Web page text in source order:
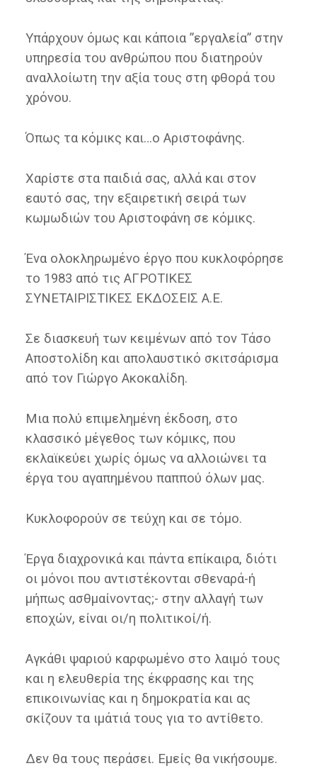
Υπάρχουν όμως και κάποια ”εργαλεία” στην
υπηρεσία του ανθρώπου που διατηρούν
αναλλοίωτη την αξία τους στη φθορά του
χρόνου.
Όπως τα κόμικς και…ο Αριστοφάνης.
Χαρίστε στα παιδιά σας, αλλά και στον
εαυτό σας, την εξαιρετική σειρά των
κωμωδιών του Αριστοφάνη σε κόμικς.
Ένα ολοκληρωμένο έργο που κυκλοφόρησε
το 1983 από τις ΑΓΡΟΤΙΚΕΣ
ΣΥΝΕΤΑΙΡΙΣΤΙΚΕΣ ΕΚΔΟΣΕΙΣ Α.Ε.
Σε διασκευή των κειμένων από τον Τάσο
Αποστολίδη και απολαυστικό σκιτσάρισμα
από τον Γιώργο Ακοκαλίδη.
Μια πολύ επιμελημένη έκδοση, στο
κλασσικό μέγεθος των κόμικς, που
εκλαϊκεύει χωρίς όμως να αλλοιώνει τα
έργα του αγαπημένου παππού όλων μας.
Κυκλοφορούν σε τεύχη και σε τόμο.
Έργα διαχρονικά και πάντα επίκαιρα, διότι
οι μόνοι που αντιστέκονται σθεναρά-ή
μήπως ασθμαίνοντας;- στην αλλαγή των
εποχών, είναι οι/η πολιτικοί/ή.
Αγκάθι ψαριού καρφωμένο στο λαιμό τους
και η ελευθερία της έκφρασης και της
επικοινωνίας και η δημοκρατία και ας
σκίζουν τα ιμάτιά τους για το αντίθετο.
Δεν θα τους περάσει. Εμείς θα νικήσουμε.